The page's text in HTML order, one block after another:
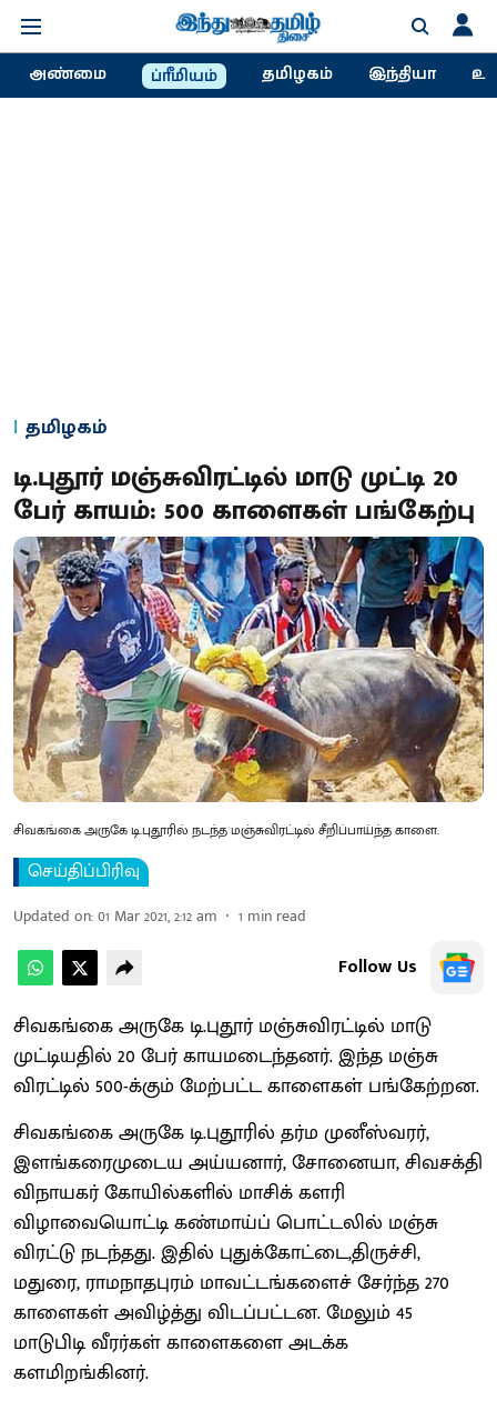
அண்மை ப்ரீமியம் தமிழகம் இந்தியா
தமிழகம்
டி.புதூர் மஞ்சுவிரட்டில் மாடு முட்டி 20
பேர் காயம்: 500 காளைகள் பங்கேற்பு
சிவகங்கை அருகே டி.புதூரில் நடந்த மஞ்சுவிரட்டில் சீறிப்பாய்ந்த காளை.
செய்திப்பிரிவு
Updated on:01 Mar 2021, 2:12 am 1 min read
Follow Us
சிவகங்கை அருகே டி.புதூர் மஞ்சுவிரட்டில் மாடு
முட்டியதில் 20 பேர் காயமடைந்தனர். இந்த மஞ்சு
விரட்டில் 500-க்கும் மேற்பட்ட காளைகள் பங்கேற்றன.
சிவகங்கை அருகே டி.புதூரில் தர்ம முனீஸ்வரர்,
இளங்கரைமுடைய அய்யனார், சோனையா, சிவசக்தி
விநாயகர் கோயில்களில் மாசிக் களரி
விழாவையொட்டி கண்மாய்ப் பொட்டலில் மஞ்சு
விரட்டு நடந்தது. இதில் புதுக்கோட்டை,திருச்சி,
மதுரை, ராமநாதபுரம் மாவட்டங்களைச் சேர்ந்த 270
காளைகள் அவிழ்த்து விடப்பட்டன. மேலும் 45
மாடுபிடி வீரர்கள் காளைகளை அடக்க
களமிறங்கினர்.